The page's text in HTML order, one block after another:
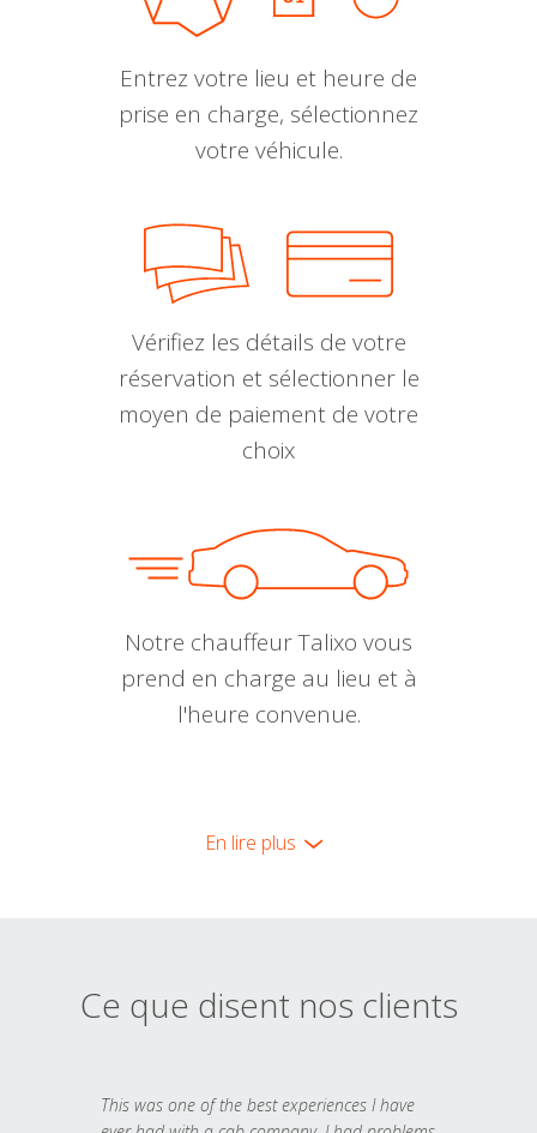
Entrez votre lieu et heure de
prise en charge, sélectionnez
votre véhicule.
Vérifiez les détails de votre
réservation et sélectionner le
moyen de paiement de votre
choix
Notre chauffeur Talixo vous
prend en charge au lieu et à
l'heure convenue.
En lire plus
Ce que disent nos clients
This was one of the best experiences I have